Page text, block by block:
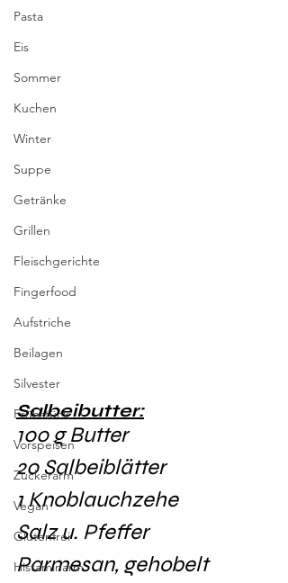
Pasta
Eis
Sommer
Kuchen
Winter
Suppe
Getränke
Grillen
Fleischgerichte
Fingerfood
Aufstriche
Beilagen
Silvester
Frühstück
Vorspeisen
Zuckerarm
Vegan
Glutenfrei
Histaminarm
Salbeibutter:
100 g Butter
20 Salbeiblätter
1 Knoblauchzehe
Salz u. Pfeffer
Parmesan, gehobelt